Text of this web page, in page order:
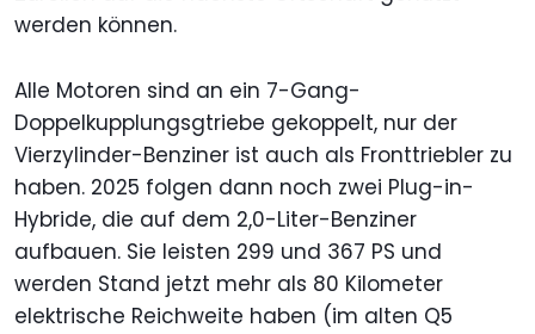
werden können.
Alle Motoren sind an ein 7-Gang-
Doppelkupplungsgtriebe gekoppelt, nur der
Vierzylinder-Benziner ist auch als Fronttriebler zu
haben. 2025 folgen dann noch zwei Plug-in-
Hybride, die auf dem 2,0-Liter-Benziner
aufbauen. Sie leisten 299 und 367 PS und
werden Stand jetzt mehr als 80 Kilometer
elektrische Reichweite haben (im alten Q5